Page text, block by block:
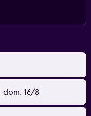
dom. 16/8